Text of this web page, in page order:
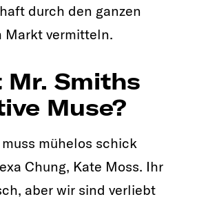
durch den ganzen
Markt vermitteln.
Mr. Smiths
Muse?
mühelos schick
Chung, Kate Moss. Ihr
aber wir sind verliebt